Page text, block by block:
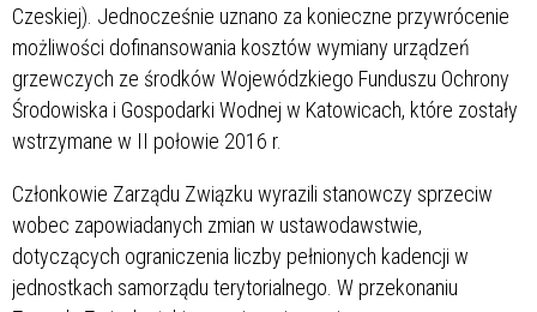
Czeskiej). Jednocześnie uznano za konieczne przywrócenie
możliwości dofinansowania kosztów wymiany urządzeń
grzewczych ze środków Wojewódzkiego Funduszu Ochrony
Środowiska i Gospodarki Wodnej w Katowicach, które zostały
wstrzymane w II połowie 2016 r.
Członkowie Zarządu Związku wyrazili stanowczy sprzeciw
wobec zapowiadanych zmian w ustawodawstwie,
dotyczących ograniczenia liczby pełnionych kadencji w
jednostkach samorządu terytorialnego. W przekonaniu